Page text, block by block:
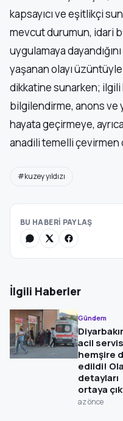
kapsayıcı ve eşitlikçi
mevcut durumun, idari
uygulamaya
yaşanan olayı
dikkatine sunarken; ilgili
bilgilendirme, anons
hayata geçirmeye,
anadili temelli çevirmen
#kuzey yıldızı
BU HABERİ PAYLAŞ
İlgili Haberler
Gündem
acil
hemşire
edildi!
detayları
ortaya
az önce